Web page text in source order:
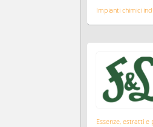
Impianti chimici
Essenze, estratti